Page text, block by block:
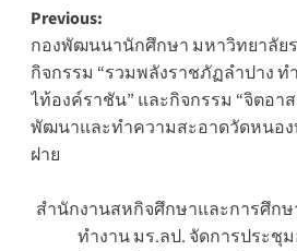
Post
navigation
Previous:
กองพัฒนนานักศึกษา มหาวิทยาลัย
กิจกรรม “รวมพลังราชภัฏลำปาง ท
ไท้องค์ราชัน” และกิจกรรม “จิตอ
พัฒนาและทำความสะอาดวัดหนอ
ฝาย
สำนักงานสหกิจศึกษาและการศึก
ทำงาน มร.ลป. จัดการประชุ